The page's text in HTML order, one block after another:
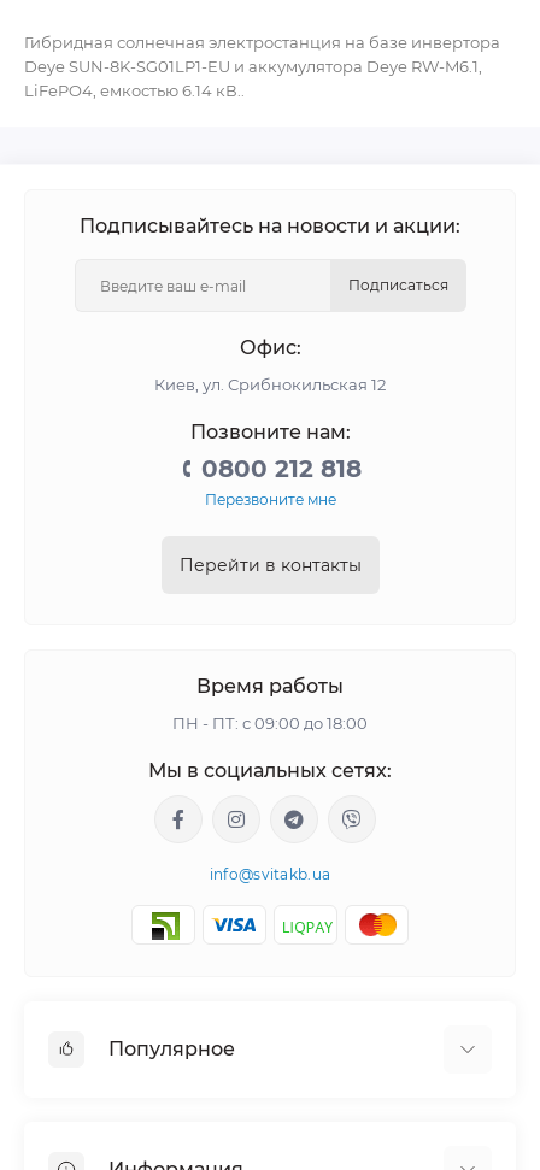
Гибридная солнечная электростанция на базе инвертора
Deye SUN-8K-SG01LP1-EU и аккумулятора Deye RW-M6.1,
LiFePO4, емкостью 6.14 кВ..
Подписывайтесь на новости и акции:
Подписаться
Офис:
Киев, ул. Срибнокильская 12
Позвоните нам:
0800 212 818
Перезвоните мне
Перейти в контакты
Время работы
ПН - ПТ: с 09:00 до 18:00
Мы в социальных сетях:
info@svitakb.ua
Популярное